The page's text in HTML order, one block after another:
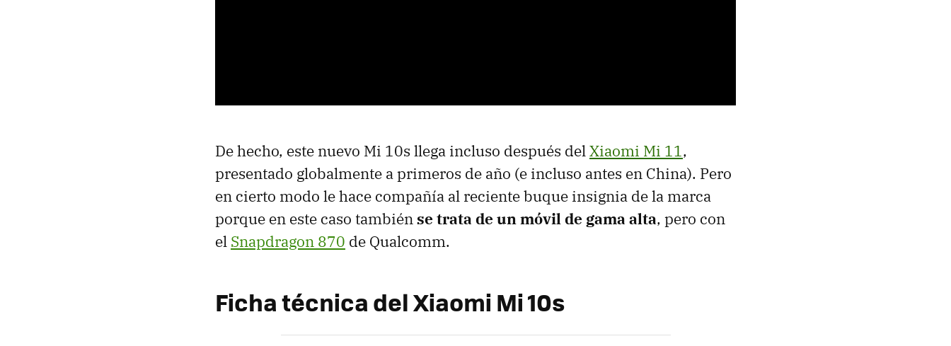
De hecho, este nuevo Mi 10s llega incluso después delXiaomi Mi 11,
presentado globalmente a primeros de año (e incluso antes en China). Pero
en cierto modo le hace compañía al reciente buque insignia de la marca
porque en este caso tambiénse trata de un móvil de gama alta, pero con
el Snapdragon 870 de Qualcomm.
Ficha técnica del Xiaomi Mi 10s